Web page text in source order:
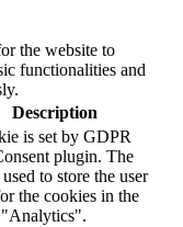
the website to
functionalities and
Description
is set by GDPR
plugin. The
to store the user
the cookies in the
"Analytics".